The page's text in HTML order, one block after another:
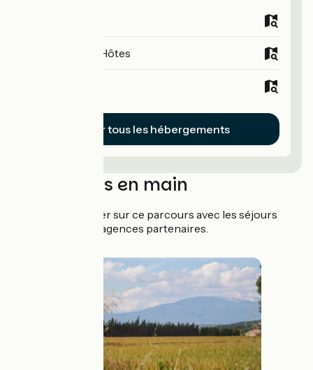
Chambres d'Hôtes
Voir tous les hébergements
Séjours clés en main
Partez l'esprit léger sur ce parcours avec les séjours
organisés de nos agences partenaires.